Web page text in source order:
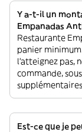
Y a-t-il un
Empanadas
Restaurante
panier
l'atteignez pas,
commande,
Est-ce que je